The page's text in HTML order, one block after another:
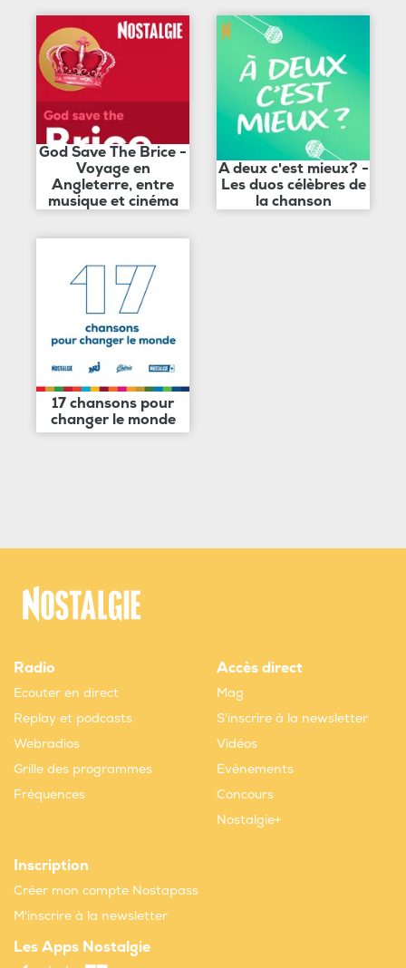
God Save The Brice -
Voyage en
Angleterre, entre
musique et cinéma
A deux c'est mieux? -
Les duos célèbres de
la chanson
17 chansons pour
changer le monde
Radio
Ecouter en direct
Replay et podcasts
Webradios
Grille des programmes
Fréquences
Accès direct
Mag
S'inscrire à la newsletter
Vidéos
Evènements
Concours
Nostalgie+
Inscription
Créer mon compte Nostapass
M'inscrire à la newsletter
Les Apps Nostalgie